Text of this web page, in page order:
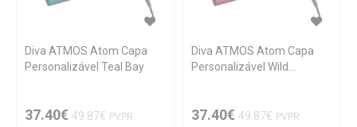
Diva ATMOS Atom Capa
Personalizável Teal Bay
37.40€ 49.87€ PVPR
Diva ATMOS Atom Capa
Personalizável Wild
37.40€ 49.87€ PVPR